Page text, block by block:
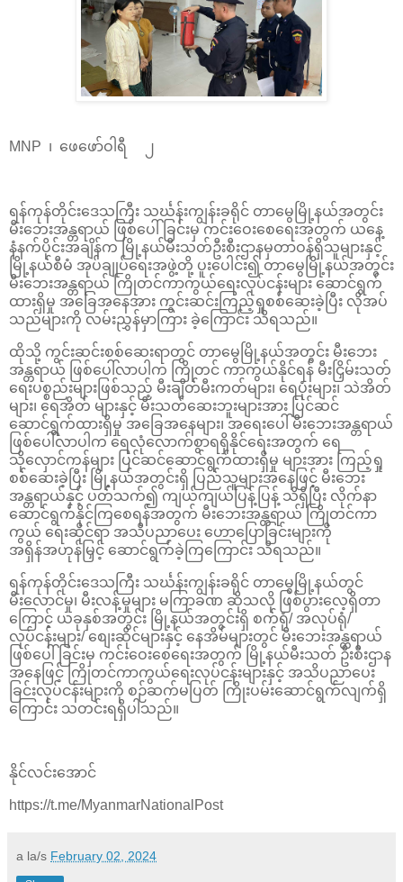
MNP ၊ ဖေဖော်ဝါရီ ၂
ရန်ကုန်တိုင်းဒေသကြီး သင်္ဃန်းကျွန်းခရိုင် တာမွေမြို့နယ်အတွင်း
မီးဘေးအန္တရာယ် ဖြစ်ပေါ်ခြင်းမှ ကင်းဝေးစေရေးအတွက် ယနေ့
နံနက်ပိုင်းအချိန်က မြို့နယ်မီးသတ်ဦးစီးဌာနမှတာဝန်ရှိသူများနှင့်
မြို့နယ်စီမံ အုပ်ချုပ်ရေးအဖွဲ့တို့ ပူးပေါင်း၍ တာမွေမြို့နယ်အတွင်း
မီးဘေးအန္တရာယ် ကြိုတင်ကာကွယ်ရေးလုပ်ငန်းများ ဆောင်ရွက်
ထားရှိမှု အခြေအနေအား ကွင်းဆင်းကြည့်ရှုစစ်ဆေးခဲ့ပြီး လိုအပ်
သည်များကို လမ်းညွှန်မှာကြား ခဲ့ကြောင်း သိရသည်။
ထိုသို့ ကွင်းဆင်းစစ်ဆေးရာတွင် တာမွေမြို့နယ်အတွင်း မီးဘေး
အန္တရာယ် ဖြစ်ပေါ်လာပါက ကြိုတင် ကာကွယ်နိုင်ရန် မီးငြှိမ်းသတ်
ရေးပစ္စည်းများဖြစ်သည့် မီးချိတ်မီးကတ်များ၊ ရေပုံးများ၊ သဲအိတ်
များ၊ ရေအိတ် များနှင့် မီးသတ်ဆေးဘူးများအား ပြင်ဆင်
ဆောင်ရွက်ထားရှိမှု အခြေအနေများ၊ အရေးပေါ် မီးဘေးအန္တရာယ်
ဖြစ်ပေါ်လာပါက ရေလုံလောက်စွာရရှိနိုင်ရေးအတွက် ရေ
သိုလှောင်ကန်များ ပြင်ဆင်ဆောင်ရွက်ထားရှိမှု များအား ကြည့်ရှု
စစ်ဆေးခဲ့ပြီး မြို့နယ်အတွင်းရှိ ပြည်သူများအနေဖြင့် မီးဘေး
အန္တရာယ်နှင့် ပတ်သက်၍ ကျယ်ကျယ်ပြန့်ပြန့် သိရှိပြီး လိုက်နာ
ဆောင်ရွက်နိုင်ကြစေရန်အတွက် မီးဘေးအန္တရာယ် ကြိုတင်ကာ
ကွယ် ရေးဆိုင်ရာ အသိပညာပေး ဟောပြောခြင်းများကို
အရှိန်အဟုန်မြှင့် ဆောင်ရွက်ခဲ့ကြကြောင်း သိရသည်။
ရန်ကုန်တိုင်းဒေသကြီး သင်္ဃန်းကျွန်းခရိုင် တာမွေမြို့နယ်တွင်
မီးလောင်မှု၊ မီးလန့်မှုများ မကြာခဏ ဆိုသလို ဖြစ်ပွားလေ့ရှိတာ
ကြောင့် ယခုနှစ်အတွင်း မြို့နယ်အတွင်းရှိ စက်ရုံ/ အလုပ်ရုံ/
လုပ်ငန်းများ/ စျေးဆိုင်များနှင့် နေအိမ်များတွင် မီးဘေးအန္တရာယ်
ဖြစ်ပေါ်ခြင်းမှ ကင်းဝေးစေရေးအတွက် မြို့နယ်မီးသတ် ဦးစီးဌာန
အနေဖြင့် ကြိုတင်ကာကွယ်ရေးလုပ်ငန်းများနှင့် အသိပညာပေး
ခြင်းလုပ်ငန်းများကို စဉ်ဆက်မပြတ် ကြိုးပမ်းဆောင်ရွက်လျက်ရှိ
ကြောင်း သတင်းရရှိပါသည်။
နိုင်လင်းအောင်
https://t.me/MyanmarNationalPost
a la/s February 02, 2024